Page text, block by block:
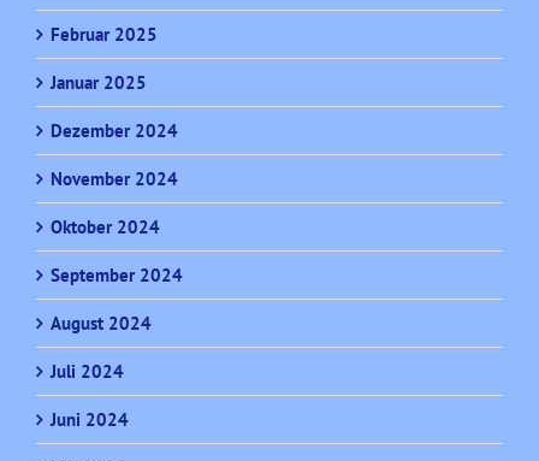
Februar 2025
Januar 2025
Dezember 2024
November 2024
Oktober 2024
September 2024
August 2024
Juli 2024
Juni 2024